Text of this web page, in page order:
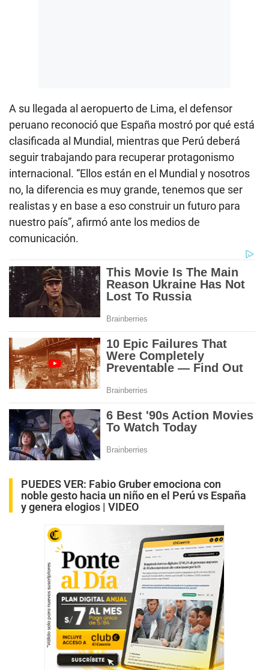
A su llegada al aeropuerto de Lima, el defensor
peruano reconoció que España mostró por qué está
clasificada al Mundial, mientras que Perú deberá
seguir trabajando para recuperar protagonismo
internacional. “Ellos están en el Mundial y nosotros
no, la diferencia es muy grande, tenemos que ser
realistas y en base a eso construir un futuro para
nuestro país”, afirmó ante los medios de
comunicación.
PUEDES VER: Fabio Gruber emociona con
noble gesto hacia un niño en el Perú vs España
y genera elogios | VIDEO